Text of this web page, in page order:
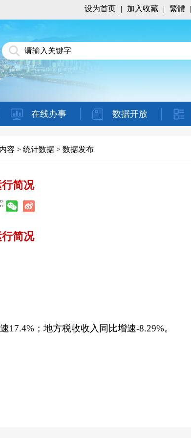
设为首页 | 加入收藏 | 繁體 |
在线办事 数据开放
容 > 统计数据 > 数据发布
行简况
简况
17.4%；地方税收收入同比增速-8.29%。